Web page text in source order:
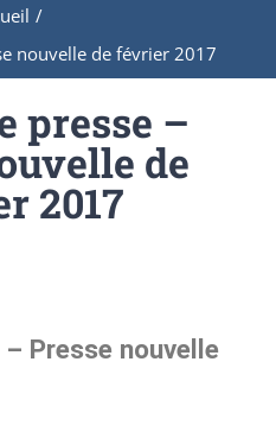
/
nouvelle de février 2017
presse –
de
2017
Presse nouvelle